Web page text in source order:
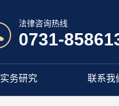
实务研究 联系我
0731-
法律咨询热线